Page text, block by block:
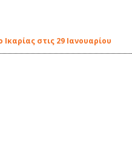
στις 29 Ιανουαρίου